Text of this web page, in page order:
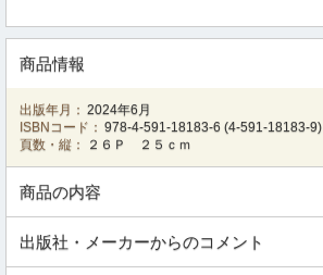
商品情報
出版年月： 2024年6月
ISBNコード： 978-4-591-18183-6 (4-591-18183-9)
頁数・縦：
２６Ｐ ２５ｃｍ
商品の内容
出版社・メーカーからのコメント